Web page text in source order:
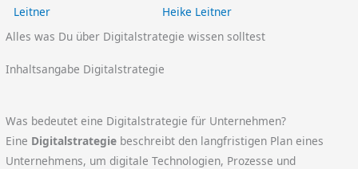
Heike Leitner
Alles was Du über Digitalstrategie wissen solltest
Inhaltsangabe Digitalstrategie
Was bedeutet eine Digitalstrategie für Unternehmen?
Eine Digitalstrategie beschreibt den langfristigen Plan eines
Unternehmens, um digitale Technologien, Prozesse und